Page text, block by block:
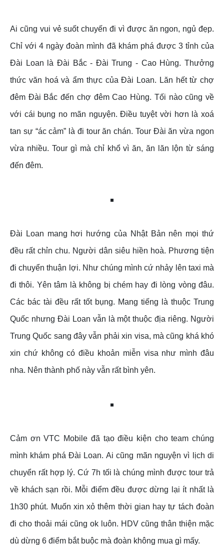
Ai cũng vui vẻ suốt chuyến đi vì được ăn ngon, ngủ đẹp.
Chỉ với 4 ngày đoàn mình đã khám phá được 3 tỉnh của
Đài Loan là Đài Bắc - Đài Trung - Cao Hùng. Thưởng
thức văn hoá và ẩm thực của Đài Loan. Lăn hết từ chợ
đêm Đài Bắc đến chợ đêm Cao Hùng. Tối nào cũng về
với cái bụng no mãn nguyện. Điều tuyệt vời hơn là xoá
tan sự “ác cảm” là đi tour ăn chán. Tour Đài ăn vừa ngon
vừa nhiều. Tour gì mà chỉ khổ vì ăn, ăn lăn lộn từ sáng
đến đêm.
Đài Loan mang hơi hướng của Nhật Bản nên mọi thứ
đều rất chỉn chu. Người dân siêu hiền hoà. Phương tiện
đi chuyển thuận lợi. Như chúng mình cứ nhảy lên taxi mà
đi thôi. Yên tâm là không bị chém hay đi lòng vòng đâu.
Các bác tài đều rất tốt bụng. Mang tiếng là thuộc Trung
Quốc nhưng Đài Loan vẫn là một thuộc địa riêng. Người
Trung Quốc sang đây vẫn phải xin visa, mà cũng khá khó
xin chứ không có điều khoản miễn visa như mình đâu
nha. Nên thành phố này vẫn rất bình yên.
Cảm ơn VTC Mobile đã tạo điều kiện cho team chúng
mình khám phá Đài Loan. Ai cũng mãn nguyện vì lịch di
chuyển rất hợp lý. Cứ 7h tối là chúng mình được tour trả
về khách sạn rồi. Mỗi điểm đều được dừng lại ít nhất là
1h30 phút. Muốn xin xỏ thêm thời gian hay tự tách đoàn
đi cho thoải mái cũng ok luôn. HDV cũng thân thiện mặc
dù dừng 6 điểm bắt buộc mà đoàn không mua gì mấy.